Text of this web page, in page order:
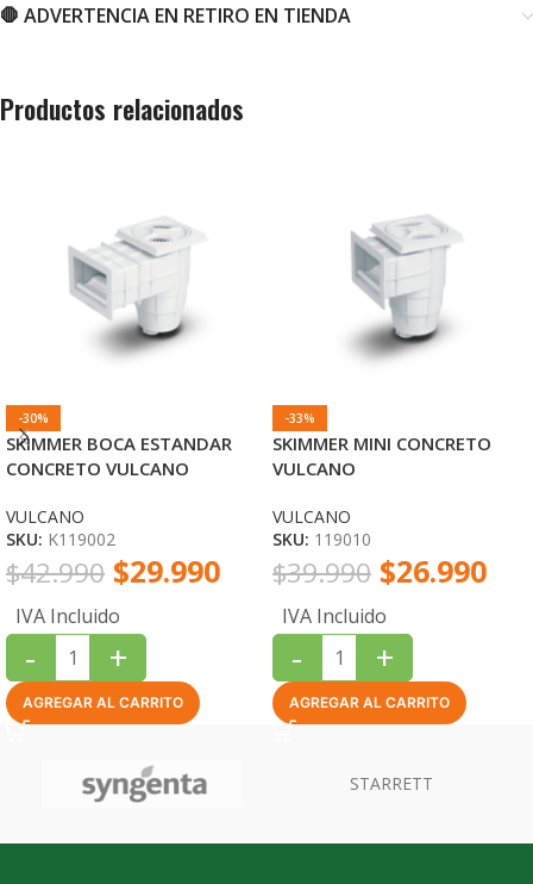
🛑 ADVERTENCIA EN RETIRO EN TIENDA
Productos relacionados
-30%
SKIMMER BOCA ESTANDAR
CONCRETO VULCANO
VULCANO
SKU: K119002
$42.990 $29.990
IVA Incluido
- +
AGREGAR AL CARRITO
-33%
SKIMMER MINI CONCRETO
VULCANO
VULCANO
SKU: 119010
$39.990 $26.990
IVA Incluido
- +
AGREGAR AL CARRITO